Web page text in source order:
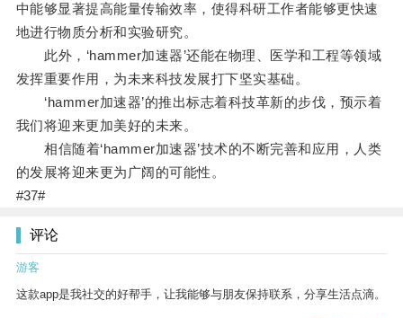
中能够显著提高能量传输效率，使得科研工作者能够更快速
地进行物质分析和实验研究。
此外，‘hammer加速器’还能在物理、医学和工程等领域
发挥重要作用，为未来科技发展打下坚实基础。
‘hammer加速器’的推出标志着科技革新的步伐，预示着
我们将迎来更加美好的未来。
相信随着‘hammer加速器’技术的不断完善和应用，人类
的发展将迎来更为广阔的可能性。
#37#
评论
游客
这款app是我社交的好帮手，让我能够与朋友保持联系，分享生活点滴。